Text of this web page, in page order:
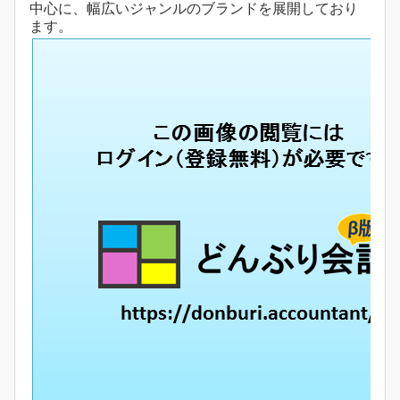
中心に、幅広いジャンルのブランドを展開しており
ます。